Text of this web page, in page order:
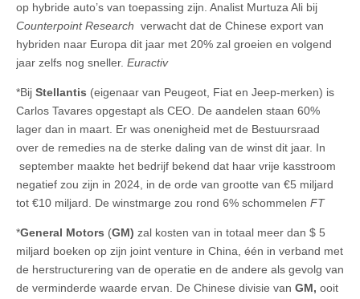
op hybride auto’s van toepassing zijn. Analist Murtuza Ali bij
Counterpoint Research verwacht dat de Chinese export van
hybriden naar Europa dit jaar met 20% zal groeien en volgend
jaar zelfs nog sneller. Euractiv
*Bij Stellantis (eigenaar van Peugeot, Fiat en Jeep-merken) is
Carlos Tavares opgestapt als CEO. De aandelen staan 60%
lager dan in maart. Er was onenigheid met de Bestuursraad
over de remedies na de sterke daling van de winst dit jaar. In
september maakte het bedrijf bekend dat haar vrije kasstroom
negatief zou zijn in 2024, in de orde van grootte van €5 miljard
tot €10 miljard. De winstmarge zou rond 6% schommelen FT
*General Motors (GM) zal kosten van in totaal meer dan $ 5
miljard boeken op zijn joint venture in China, één in verband met
de herstructurering van de operatie en de andere als gevolg van
de verminderde waarde ervan. De Chinese divisie van GM, ooit